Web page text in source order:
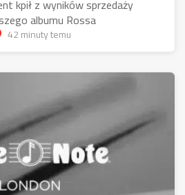
kpił z wyników sprzedaży
albumu Rossa
42 minuty temu